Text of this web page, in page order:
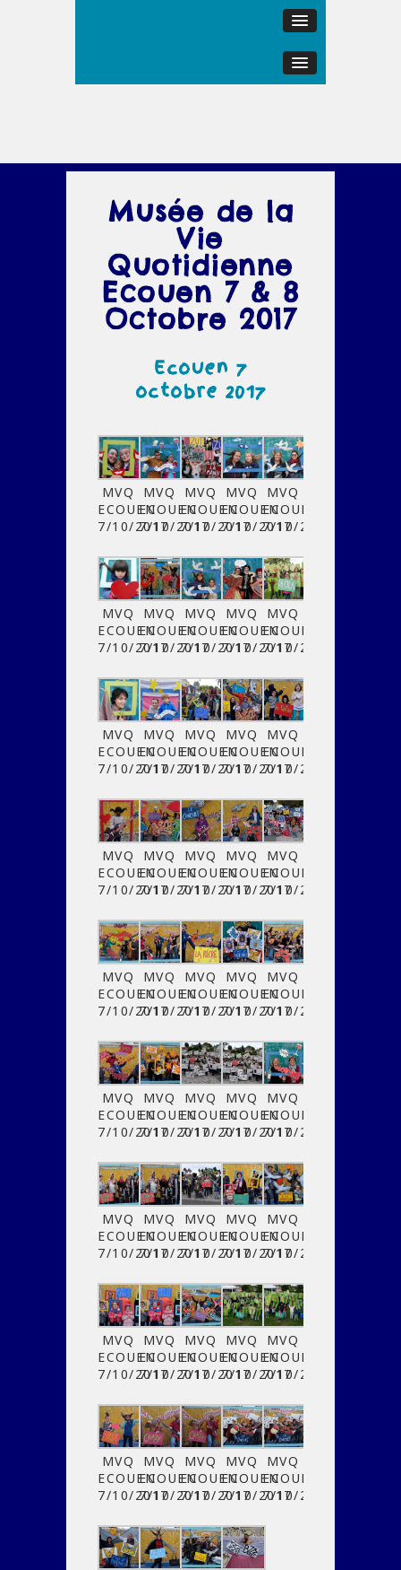
Musée de la
Vie
Quotidienne
Ecouen 7 & 8
Octobre 2017
Ecouen 7
octobre 2017
MVQ
ECOUEN
7/10/2017
MVQ
ECOUEN
7/10/2017
MVQ
ECOUEN
7/10/2017
MVQ
ECOUEN
7/10/2017
MVQ
ECOUEN
7/10/2017
MVQ
ECOUEN
7/10/2017
MVQ
ECOUEN
7/10/2017
MVQ
ECOUEN
7/10/2017
MVQ
ECOUEN
7/10/2017
MVQ
ECOUEN
7/10/2017
MVQ
ECOUEN
7/10/2017
MVQ
ECOUEN
7/10/2017
MVQ
ECOUEN
7/10/2017
MVQ
ECOUEN
7/10/2017
MVQ
ECOUEN
7/10/2017
MVQ
ECOUEN
7/10/2017
MVQ
ECOUEN
7/10/2017
MVQ
ECOUEN
7/10/2017
MVQ
ECOUEN
7/10/2017
MVQ
ECOUEN
7/10/2017
MVQ
ECOUEN
7/10/2017
MVQ
ECOUEN
7/10/2017
MVQ
ECOUEN
7/10/2017
MVQ
ECOUEN
7/10/2017
MVQ
ECOUEN
7/10/2017
MVQ
ECOUEN
7/10/2017
MVQ
ECOUEN
7/10/2017
MVQ
ECOUEN
7/10/2017
MVQ
ECOUEN
7/10/2017
MVQ
ECOUEN
7/10/2017
MVQ
ECOUEN
7/10/2017
MVQ
ECOUEN
7/10/2017
MVQ
ECOUEN
7/10/2017
MVQ
ECOUEN
7/10/2017
MVQ
ECOUEN
7/10/2017
MVQ
ECOUEN
7/10/2017
MVQ
ECOUEN
7/10/2017
MVQ
ECOUEN
7/10/2017
MVQ
ECOUEN
7/10/2017
MVQ
ECOUEN
7/10/2017
MVQ
ECOUEN
7/10/2017
MVQ
ECOUEN
7/10/2017
MVQ
ECOUEN
7/10/2017
MVQ
ECOUEN
7/10/2017
MVQ
ECOUEN
7/10/2017